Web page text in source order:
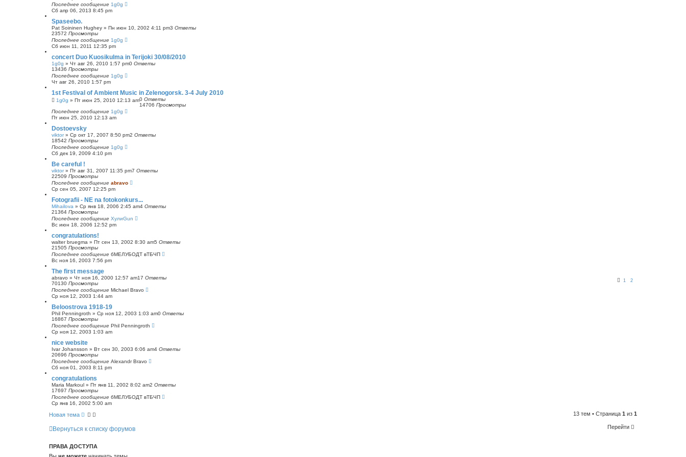
Последнее сообщение 1g0g
Сб апр 06, 2013 8:45 pm
Spaseebo.
Pat Soininen Hughey » Пн июн 10, 2002 4:11 pm3 Ответы
23572 Просмотры
Последнее сообщение 1g0g
Сб июн 11, 2011 12:35 pm
concert Duo Kuosikulma in Terijoki 30/08/2010
1g0g » Чт авг 26, 2010 1:57 pm0 Ответы
13436 Просмотры
Последнее сообщение 1g0g
Чт авг 26, 2010 1:57 pm
1st Festival of Ambient Music in Zelenogorsk. 3-4 July 2010
1g0g » Пт июн 25, 2010 12:13 am0 Ответы
14706 Просмотры
Последнее сообщение 1g0g
Пт июн 25, 2010 12:13 am
Dostoevsky
viktor» Ср окт 17, 2007 8:50 pm2 Ответы
18542 Просмотры
Последнее сообщение 1g0g
Сб дек 19, 2009 4:10 pm
Be careful !
viktor» Пт авг 31, 2007 11:35 pm7 Ответы
22509 Просмотры
Последнее сообщение abravo
Ср сен 05, 2007 12:25 pm
Fotografii - NE na fotokonkurs...
Mihailova » Ср янв 18, 2006 2:45 am4 Ответы
21364 Просмотры
Последнее сообщение ХулиGun
Вс июн 18, 2006 12:52 pm
congratulations!
walter bruegma » Пт сен 13, 2002 8:30 am5 Ответы
21505 Просмотры
Последнее сообщение бМЕЛУБОДТ вТБЧП
Вс ноя 16, 2003 7:56 pm
The first message
abravo » Чт ноя 16, 2000 12:57 am
1 2
17 Ответы
70130 Просмотры
Последнее сообщение Michael Bravo
Ср ноя 12, 2003 1:44 am
Beloostrova 1918-19
Phil Penningroth » Ср ноя 12, 2003 1:03 am0 Ответы
16867 Просмотры
Последнее сообщение Phil Penningroth
Ср ноя 12, 2003 1:03 am
nice website
Ivar Johansson » Вт сен 30, 2003 6:06 am4 Ответы
20696 Просмотры
Последнее сообщение Alexandr Bravo
Сб ноя 01, 2003 8:11 pm
congratulations
Maria Markoul » Пт янв 11, 2002 8:02 am2 Ответы
17697 Просмотры
Последнее сообщение бМЕЛУБОДТ вТБЧП
Ср янв 16, 2002 5:00 am
Новая тема 13 тем • Страница 1 из 1
Вернуться к списку форумов Перейти
ПРАВА ДОСТУПА